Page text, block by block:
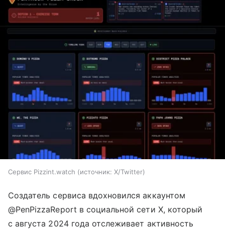
Сервис Pizzint.watch источник: X/Twitter
Создатель сервиса вдохновился аккаунтом
@PenPizzaReport в социальной сети X, который
с августа 2024 года отслеживает активность